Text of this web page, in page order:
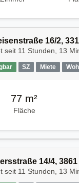
16/2,
seit 11 Stunden, 13
SZ Miete
77 m²
Fläche
14/4,
seit 11 Stunden, 13